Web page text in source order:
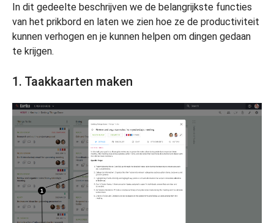
In dit gedeelte beschrijven we de belangrijkste functies
van het prikbord en laten we zien hoe ze de productiviteit
kunnen verhogen en je kunnen helpen om dingen gedaan
te krijgen.
1. Taakkaarten maken